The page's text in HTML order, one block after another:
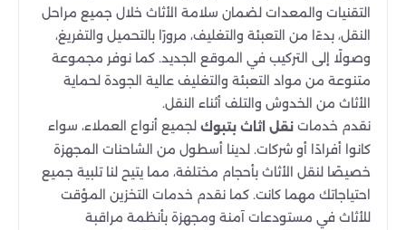
التقنيات والمعدات لضمان سلامة الأثاث خلال جميع مراحل
النقل، بدءًا من التعبئة والتغليف، مرورًا بالتحميل والتفريغ،
وصولًا إلى التركيب في الموقع الجديد. كما نوفر مجموعة
متنوعة من مواد التعبئة والتغليف عالية الجودة لحماية
الأثاث من الخدوش والتلف أثناء النقل.
نقدم خدمات نقل اثاث بتبوك لجميع أنواع العملاء، سواء
كانوا أفرادًا أو شركات. لدينا أسطول من الشاحنات المجهزة
خصيصًا لنقل الأثاث بأحجام مختلفة، مما يتيح لنا تلبية جميع
احتياجاتك مهما كانت. كما نقدم خدمات التخزين المؤقت
للأثاث في مستودعات آمنة ومجهزة بأنظمة مراقبة